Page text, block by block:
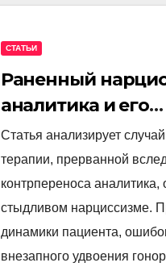
СТАТЬИ
Раненный
аналитика и его
разрушительное
терапию
Статья анализирует
терапии, прерванной
контрпереноса аналитика,
стыдливом нарциссизме.
динамики пациента,
внезапного удвоения